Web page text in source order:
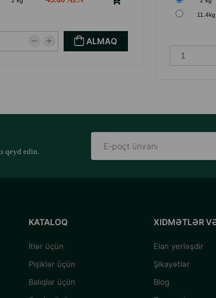
ALMAQ
11.4kg
qeyd edin.
KATALOQ
İtlər üçün
Pişiklər üçün
Balıqlar üçün
XIDMƏTLƏR
Elan yerləşdir
Şikayətlər
Blog